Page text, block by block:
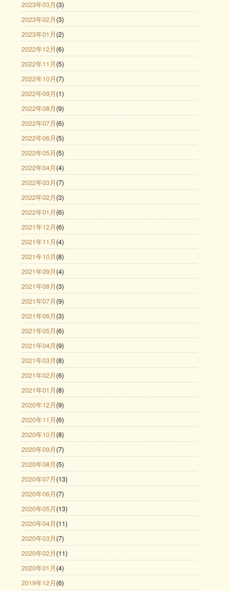
2023年03月 (3)
2023年02月 (3)
2023年01月 (2)
2022年12月 (6)
2022年11月 (5)
2022年10月 (7)
2022年09月 (1)
2022年08月 (9)
2022年07月 (6)
2022年06月 (5)
2022年05月 (5)
2022年04月 (4)
2022年03月 (7)
2022年02月 (3)
2022年01月 (6)
2021年12月 (6)
2021年11月 (4)
2021年10月 (8)
2021年09月 (4)
2021年08月 (3)
2021年07月 (9)
2021年06月 (3)
2021年05月 (6)
2021年04月 (9)
2021年03月 (8)
2021年02月 (6)
2021年01月 (8)
2020年12月 (9)
2020年11月 (6)
2020年10月 (8)
2020年09月 (7)
2020年08月 (5)
2020年07月 (13)
2020年06月 (7)
2020年05月 (13)
2020年04月 (11)
2020年03月 (7)
2020年02月 (11)
2020年01月 (4)
2019年12月 (6)